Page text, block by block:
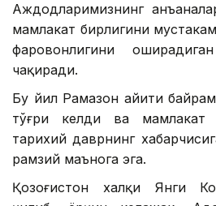
Аждодларимизнинг
мамлакат бирлигини
фаровонлигини
чақиради.
Бу йил Рамазон ҳайити
тўғри келди ва мамлакат
тарихий даврнинг
рамзий маънога эга.
Қозоғистон халқи Янги